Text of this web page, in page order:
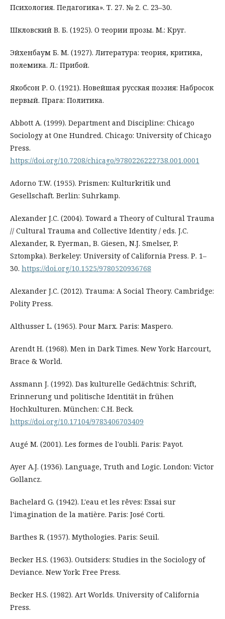
Психология. Педагогика». Т. 27. № 2. С. 23–30.
Шкловский В. Б. (1925). О теории прозы. М.: Круг.
Эйхенбаум Б. М. (1927). Литература: теория, критика,
полемика. Л.: Прибой.
Якобсон Р. О. (1921). Новейшая русская поэзия: Набросок
первый. Прага: Политика.
Abbott A. (1999). Department and Discipline: Chicago
Sociology at One Hundred. Chicago: University of Chicago
Press.
https://doi.org/10.7208/chicago/9780226222738.001.0001
Adorno T.W. (1955). Prismen: Kulturkritik und
Gesellschaft. Berlin: Suhrkamp.
Alexander J.C. (2004). Toward a Theory of Cultural Trauma
// Cultural Trauma and Collective Identity / eds. J.C.
Alexander, R. Eyerman, B. Giesen, N.J. Smelser, P.
Sztompka). Berkeley: University of California Press. Р. 1–
30. https://doi.org/10.1525/9780520936768
Alexander J.C. (2012). Trauma: A Social Theory. Cambridge:
Polity Press.
Althusser L. (1965). Pour Marx. Paris: Maspero.
Arendt H. (1968). Men in Dark Times. New York: Harcourt,
Brace & World.
Assmann J. (1992). Das kulturelle Gedächtnis: Schrift,
Erinnerung und politische Identität in frühen
Hochkulturen. München: C.H. Beck.
https://doi.org/10.17104/9783406703409
Augé M. (2001). Les formes de l'oubli. Paris: Payot.
Ayer A.J. (1936). Language, Truth and Logic. London: Victor
Gollancz.
Bachelard G. (1942). L'eau et les rêves: Essai sur
l'imagination de la matière. Paris: José Corti.
Barthes R. (1957). Mythologies. Paris: Seuil.
Becker H.S. (1963). Outsiders: Studies in the Sociology of
Deviance. New York: Free Press.
Becker H.S. (1982). Art Worlds. University of California
Press.